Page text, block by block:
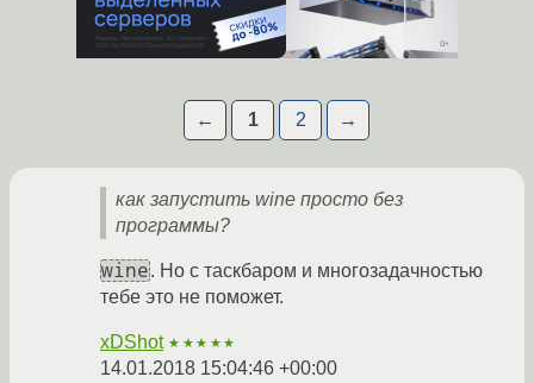
← 1 2 →
как запустить wine просто без
программы?
wine. Но с таскбаром и многозадачностью
тебе это не поможет.
xDShot ★★★★★
14.01.2018 15:04:46 +00:00